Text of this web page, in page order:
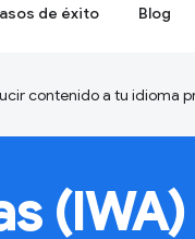
de éxito Blog
contenido a tu idioma
(IWA)